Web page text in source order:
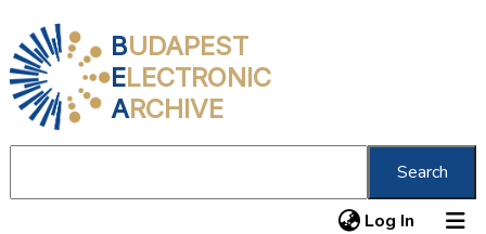
BUDAPEST
ELECTRONIC
ARCHIVE
Search
Log In (current)